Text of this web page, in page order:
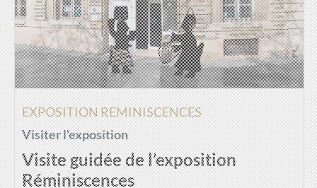
EXPOSITION REMINISCENCES
Visiter l'exposition
Visite guidée de l’exposition
Réminiscences